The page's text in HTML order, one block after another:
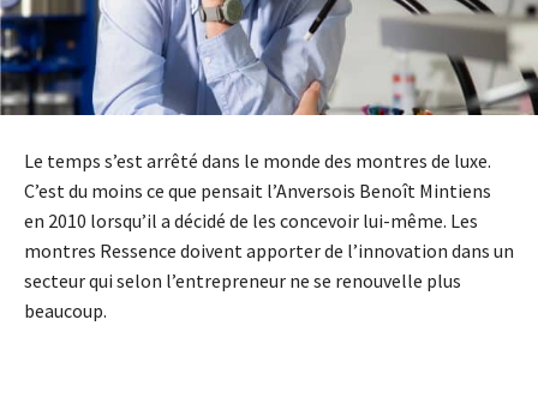
Le temps s’est arrêté dans le monde des montres de luxe.
C’est du moins ce que pensait l’Anversois Benoît Mintiens
en 2010 lorsqu’il a décidé de les concevoir lui-même. Les
montres Ressence doivent apporter de l’innovation dans un
secteur qui selon l’entrepreneur ne se renouvelle plus
beaucoup.